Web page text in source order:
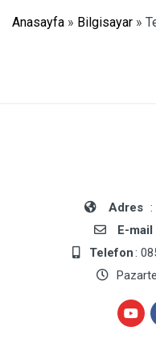
Anasayfa » Bilgisayar »
Adres :
E-mail
Telefon: